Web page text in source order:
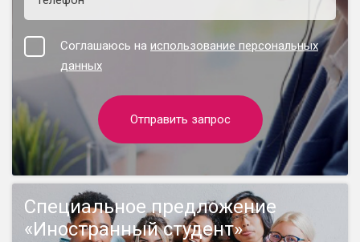
Соглашаюсь на использование персональных
данных
Отправить запрос
Специальное предложение
«Иностранный студент»